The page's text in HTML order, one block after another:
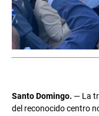
Santo Domingo. — La
del reconocido centro